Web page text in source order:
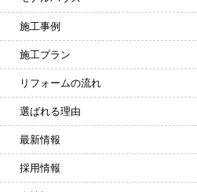
施工事例
施工プラン
リフォームの流れ
選ばれる理由
最新情報
採用情報